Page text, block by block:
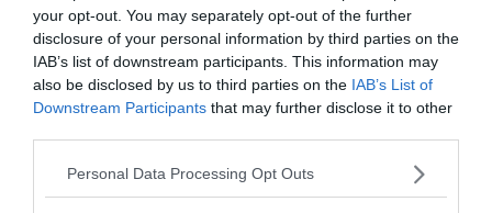
your opt-out. You may separately opt-out of the further
disclosure of your personal information by third parties on the
IAB’s list of downstream participants. This information may
also be disclosed by us to third parties on the IAB’s List of
Downstream Participants that may further disclose it to other
Personal Data Processing Opt Outs
Côté terrestre, la Dordogne regorge de grottes et
cavités, et notamment le fameuxGouffre de Padirac
les mystérieuxGrottes de Lacave, véritable aubaine pour
les spéléologues. Lors de vos balades dans les
magnifiques villages deLoubressac,Autoire,Carennac
,CreysseetRocamadour, tous reconnus pour leur
art et leur histoire ou pour leur beauté exceptionnelle.